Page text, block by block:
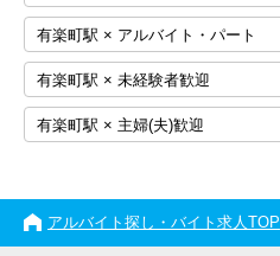
有楽町駅 × アルバイト・パート
有楽町駅 × 未経験者歓迎
有楽町駅 × 主婦(夫)歓迎
アルバイト探し・バイト求人TOP